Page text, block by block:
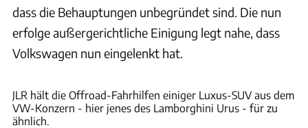
dass die Behauptungen unbegründet sind. Die nun
erfolge außergerichtliche Einigung legt nahe, dass
Volkswagen nun eingelenkt hat.
JLR hält die Offroad-Fahrhilfen einiger Luxus-SUV aus dem
VW-Konzern - hier jenes des Lamborghini Urus - für zu
ähnlich.